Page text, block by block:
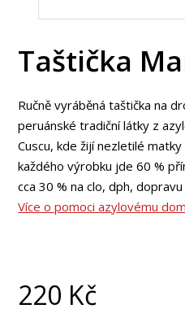
Taštička
Ručně vyráběná taštička na
peruánské tradiční látky z
Cuscu, kde žijí nezletilé
každého výrobku jde 60 %
cca 30 % na clo, dph,
Více o pomoci azylovému
220 Kč